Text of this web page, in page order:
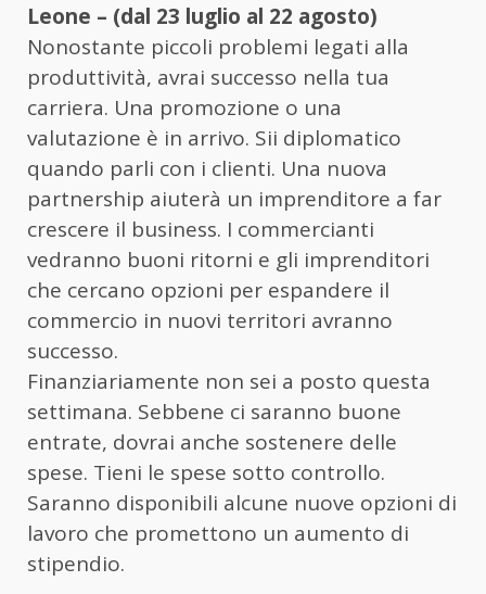
Leone – (dal 23 luglio al 22 agosto)
Nonostante piccoli problemi legati alla
produttività, avrai successo nella tua
carriera. Una promozione o una
valutazione è in arrivo. Sii diplomatico
quando parli con i clienti. Una nuova
partnership aiuterà un imprenditore a far
crescere il business. I commercianti
vedranno buoni ritorni e gli imprenditori
che cercano opzioni per espandere il
commercio in nuovi territori avranno
successo.
Finanziariamente non sei a posto questa
settimana. Sebbene ci saranno buone
entrate, dovrai anche sostenere delle
spese. Tieni le spese sotto controllo.
Saranno disponibili alcune nuove opzioni di
lavoro che promettono un aumento di
stipendio.